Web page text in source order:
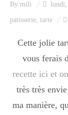
By mili
patisserie, tarte
Cette jolie
vous ferais
recette ici et
très très
ma manière,